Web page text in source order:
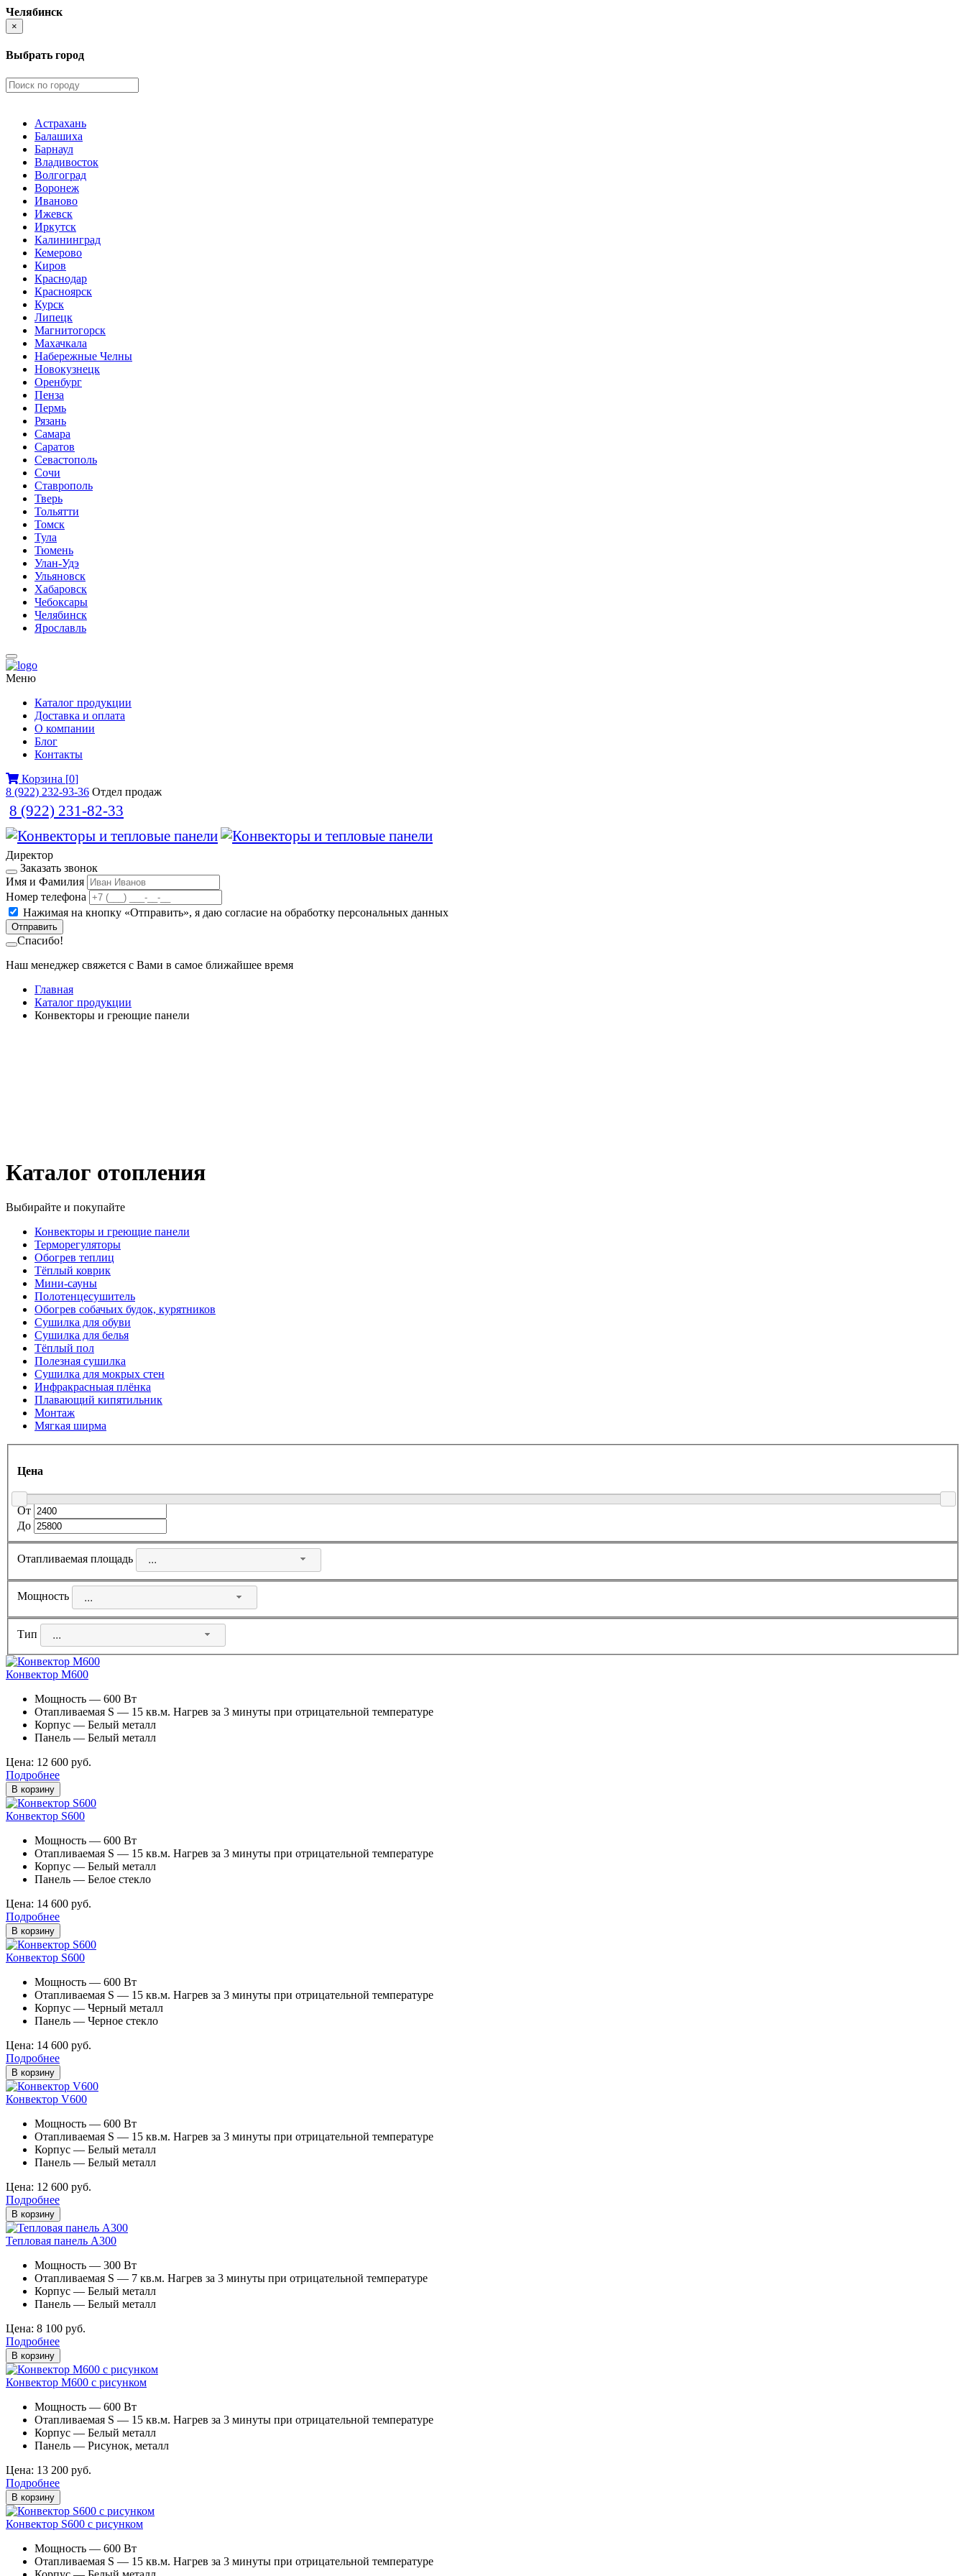
Челябинск
×
Выбрать город
Астрахань
Балашиха
Барнаул
Владивосток
Волгоград
Воронеж
Иваново
Ижевск
Иркутск
Калининград
Кемерово
Киров
Краснодар
Красноярск
Курск
Липецк
Магнитогорск
Махачкала
Набережные Челны
Новокузнецк
Оренбург
Пенза
Пермь
Рязань
Самара
Саратов
Севастополь
Сочи
Ставрополь
Тверь
Тольятти
Томск
Тула
Тюмень
Улан-Удэ
Ульяновск
Хабаровск
Чебоксары
Челябинск
Ярославль
Меню
Каталог продукции
Доставка и оплата
О компании
Блог
Контакты
Корзина [0]
8 (922) 232-93-36 Отдел продаж
8 (922) 231-82-33
Директор
Заказать звонок
Имя и Фамилия
Номер телефона
Нажимая на кнопку «Отправить», я даю согласие на обработку персональных данных
Отправить
Спасибо!
Наш менеджер свяжется с Вами в самое ближайшее время
Главная
Каталог продукции
Конвекторы и греющие панели
Каталог отопления
Выбирайте и покупайте
Конвекторы и греющие панели
Терморегуляторы
Обогрев теплиц
Тёплый коврик
Мини-сауны
Полотенцесушитель
Обогрев собачьих будок, курятников
Сушилка для обуви
Сушилка для белья
Тёплый пол
Полезная сушилка
Сушилка для мокрых стен
Инфракрасныая плёнка
Плавающий кипятильник
Монтаж
Мягкая ширма
Цена
От
До
Отапливаемая площадь ...
Мощность ...
Тип ...
Конвектор M600
Мощность — 600 Вт
Отапливаемая S — 15 кв.м. Нагрев за 3 минуты при отрицательной температуре
Корпус — Белый металл
Панель — Белый металл
Цена: 12 600 руб.
Подробнее
В корзину
Конвектор S600
Мощность — 600 Вт
Отапливаемая S — 15 кв.м. Нагрев за 3 минуты при отрицательной температуре
Корпус — Белый металл
Панель — Белое стекло
Цена: 14 600 руб.
Подробнее
В корзину
Конвектор S600
Мощность — 600 Вт
Отапливаемая S — 15 кв.м. Нагрев за 3 минуты при отрицательной температуре
Корпус — Черный металл
Панель — Черное стекло
Цена: 14 600 руб.
Подробнее
В корзину
Конвектор V600
Мощность — 600 Вт
Отапливаемая S — 15 кв.м. Нагрев за 3 минуты при отрицательной температуре
Корпус — Белый металл
Панель — Белый металл
Цена: 12 600 руб.
Подробнее
В корзину
Тепловая панель A300
Мощность — 300 Вт
Отапливаемая S — 7 кв.м. Нагрев за 3 минуты при отрицательной температуре
Корпус — Белый металл
Панель — Белый металл
Цена: 8 100 руб.
Подробнее
В корзину
Конвектор М600 с рисунком
Мощность — 600 Вт
Отапливаемая S — 15 кв.м. Нагрев за 3 минуты при отрицательной температуре
Корпус — Белый металл
Панель — Рисунок, металл
Цена: 13 200 руб.
Подробнее
В корзину
Конвектор S600 с рисунком
Мощность — 600 Вт
Отапливаемая S — 15 кв.м. Нагрев за 3 минуты при отрицательной температуре